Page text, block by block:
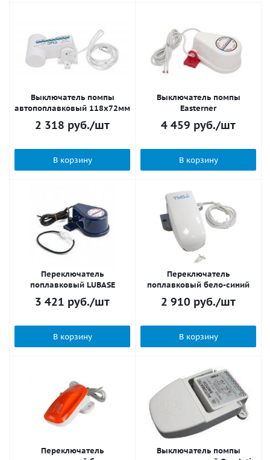
Выключатель помпы
автопоплавковый 118х72мм
2 318 руб./шт
В корзину
Выключатель помпы
Easterner
4 459 руб./шт
В корзину
Переключатель
поплавковый LUBASE
3 421 руб./шт
В корзину
Переключатель
поплавковый бело-синий
2 910 руб./шт
В корзину
Переключатель
Выключатель помпы